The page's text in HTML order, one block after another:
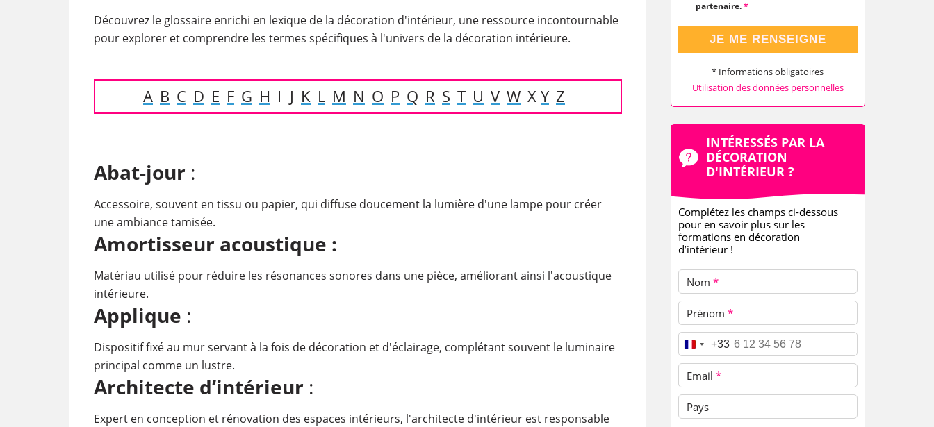
Découvrez le glossaire enrichi en lexique de la décoration d'intérieur, une ressource incontournable
pour explorer et comprendre les termes spécifiques à l'univers de la décoration intérieure.
A B C D E F G H I J K L M N O P Q R S T U V W XY Z
Abat-jour :
Accessoire, souvent en tissu ou papier, qui diffuse doucement la lumière d'une lampe pour créer
une ambiance tamisée.
Amortisseur acoustique :
Matériau utilisé pour réduire les résonances sonores dans une pièce, améliorant ainsi l'acoustique
intérieure.
Applique :
Dispositif fixé au mur servant à la fois de décoration et d'éclairage, complétant souvent le luminaire
principal comme un lustre.
Architecte d’intérieur :
Expert en conception et rénovation des espaces intérieurs, l'architecte d'intérieurest responsable
partenaire.*
JE ME RENSEIGNE
* Informations obligatoires
Utilisation des données personnelles
INTÉRESSÉS PAR LA
DÉCORATION
D'INTÉRIEUR ?
Complétez les champs ci-dessous
pour en savoir plus sur les
formations en décoration
d’intérieur !
Nom *
Prénom *
Téléphone*
+33
Email *
Pays